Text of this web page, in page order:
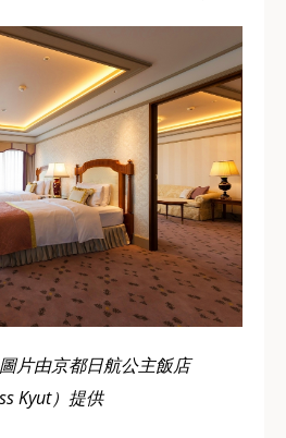
片由京都日航公主飯店
Kyut）提供